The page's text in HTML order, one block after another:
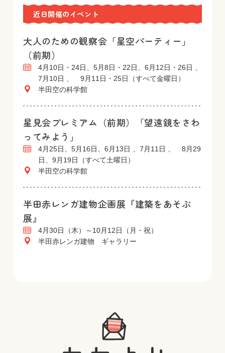
近日開催のイベント
大人のための観察会「星空パーティー」
（前期）
4月10日・24日、5月8日・22日、6月12日・26日 、
7月10日 、 9月11日・25日（すべて金曜日）
半田空の科学館
星見会プレミアム（前期）「望遠鏡をさわ
ってみよう」
4月25日、5月16日、6月13日 、7月11日 、 8月29
日、9月19日（すべて土曜日）
半田空の科学館
半田赤レンガ建物企画展『建築をあそぶ
展』
4月30日（木）～10月12日（月・祝）
半田赤レンガ建物 ギャラリー